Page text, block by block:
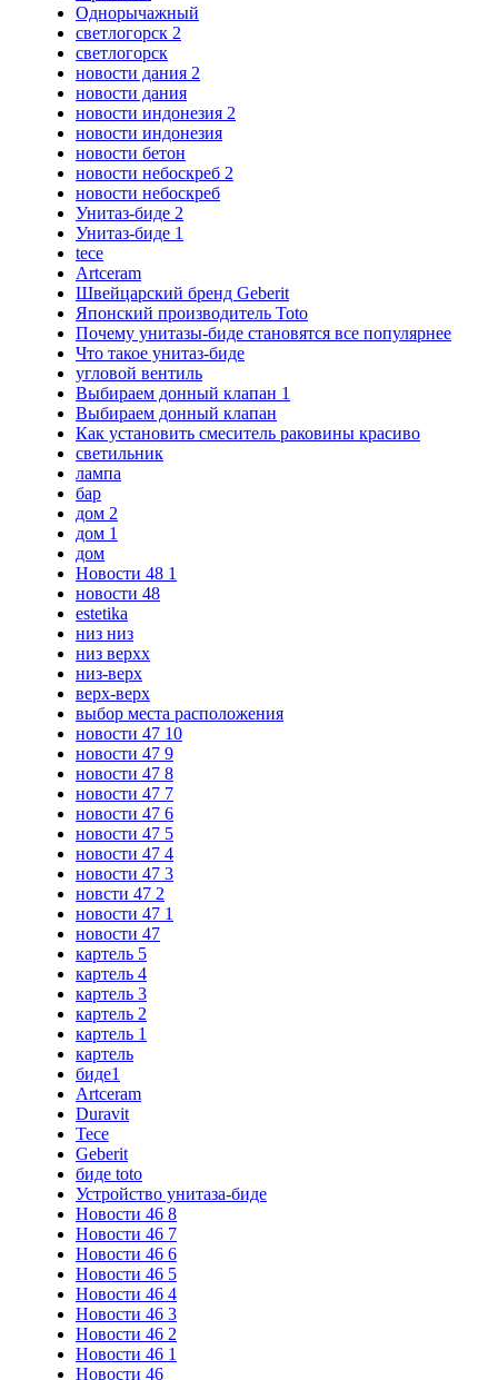
Однорычажный
светлогорск 2
светлогорск
новости дания 2
новости дания
новости индонезия 2
новости индонезия
новости бетон
новости небоскреб 2
новости небоскреб
Унитаз-биде 2
Унитаз-биде 1
tece
Artceram
Швейцарский бренд Geberit
Японский производитель Toto
Почему унитазы-биде становятся все популярнее
Что такое унитаз-биде
угловой вентиль
Выбираем донный клапан 1
Выбираем донный клапан
Как установить смеситель раковины красиво
светильник
лампа
бар
дом 2
дом 1
дом
Новости 48 1
новости 48
estetika
низ низ
низ верхх
низ-верх
верх-верх
выбор места расположения
новости 47 10
новости 47 9
новости 47 8
новости 47 7
новости 47 6
новости 47 5
новости 47 4
новости 47 3
новсти 47 2
новости 47 1
новости 47
картель 5
картель 4
картель 3
картель 2
картель 1
картель
биде1
Artceram
Duravit
Tece
Geberit
биде toto
Устройство унитаза-биде
Новости 46 8
Новости 46 7
Новости 46 6
Новости 46 5
Новости 46 4
Новости 46 3
Новости 46 2
Новости 46 1
Новости 46